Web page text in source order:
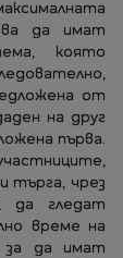
да имат
която
от
на друг
първа.
търга, чрез
да гледат
време на
за да имат